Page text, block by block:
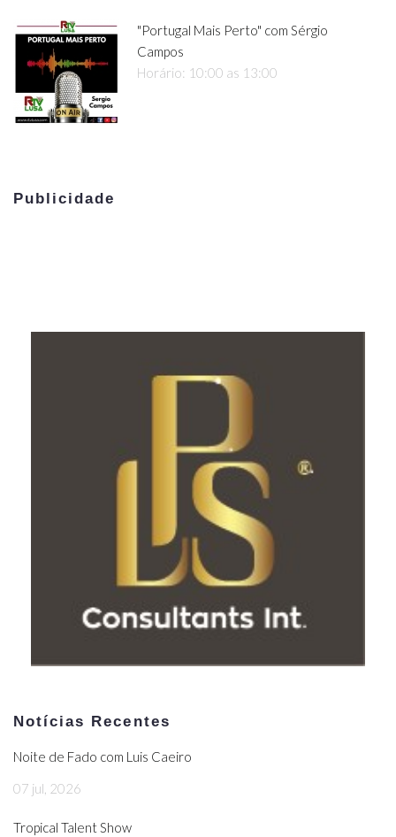
"Portugal Mais Perto" com Sérgio
Campos
Horário: 10:00 as 13:00
Publicidade
Notícias Recentes
Noite de Fado com Luis Caeiro
07 jul, 2026
Tropical Talent Show